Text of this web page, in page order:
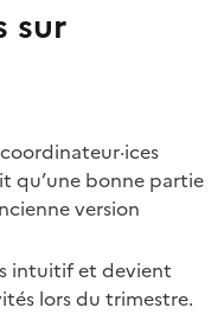
sur
qu’une bonne partie
version
intuitif et devient
lors du trimestre.